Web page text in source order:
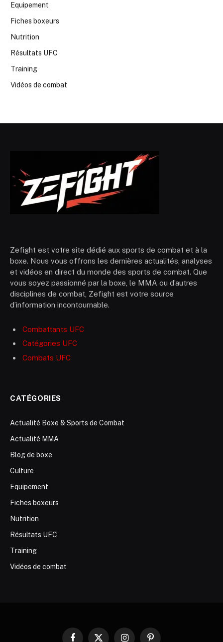
Equipement
Fiches boxeurs
Nutrition
Résultats UFC
Training
Vidéos de combat
Zefight est votre site dédié aux sports de combat et à la
boxe. Nous vous offrons les dernières actualités, analyses
et vidéos en direct du monde des sports de combat. Que
vous soyez passionné par la boxe, le MMA ou d’autres
disciplines de combat, Zefight est votre source
d’information incontournable.
Combattants UFC
Catégories UFC
Combats UFC
CATÉGORIES
Actualité Boxe & Sports de Combat
Actualité MMA
Blog de boxe
Culture
Equipement
Fiches boxeurs
Nutrition
Résultats UFC
Training
Vidéos de combat